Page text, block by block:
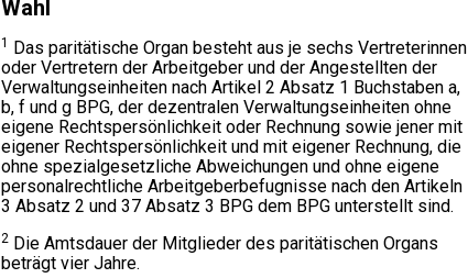
Wahl
1 Das paritätische Organ besteht aus je sechs Vertreterinnen
oder Vertretern der Arbeitgeber und der Angestellten der
Verwaltungseinheiten nach Artikel 2 Absatz 1 Buchstaben a,
b, f und g BPG, der dezentralen Verwaltungseinheiten ohne
eigene Rechtspersönlichkeit oder Rechnung sowie jener mit
eigener Rechtspersönlichkeit und mit eigener Rechnung, die
ohne spezialgesetzliche Abweichungen und ohne eigene
personalrechtliche Arbeitgeberbefugnisse nach den Artikeln
3 Absatz 2 und 37 Absatz 3 BPG dem BPG unterstellt sind.
2Die Amtsdauer der Mitglieder des paritätischen Organs
beträgt vier Jahre.